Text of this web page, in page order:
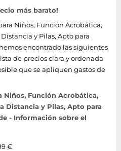
más barato!
Niños, Función Acrobática,
y Pilas, Apto para
encontrado las siguientes
de precios clara y ordenada
que se apliquen gastos de
Niños, Función Acrobática,
Distancia y Pilas, Apto para
- Información sobre el
€